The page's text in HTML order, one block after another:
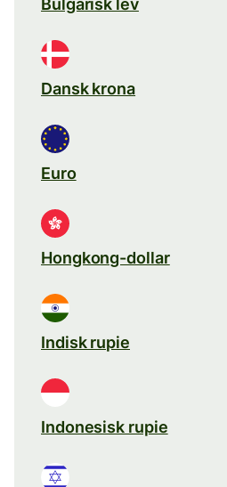
Bulgarisk lev
Dansk krona
Euro
Hongkong-dollar
Indisk rupie
Indonesisk rupie